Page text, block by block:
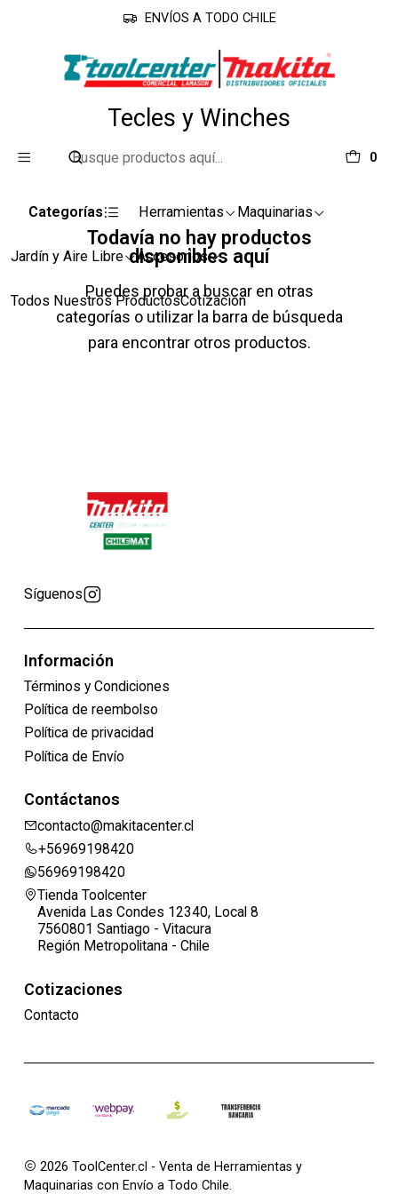
0
Categorías Herramientas Maquinarias
Jardín y Aire Libre Accesorios
Todos Nuestros ProductosCotización
ENVÍOS A TODO CHILE
Inicio Herramientas Tecles y Winches
Tecles y Winches
Todavía no hay productos
disponibles aquí
Puedes probar a buscar en otras
categorías o utilizar la barra de búsqueda
para encontrar otros productos.
Síguenos
Información
Términos y Condiciones
Política de reembolso
Política de privacidad
Política de Envío
Contáctanos
contacto@makitacenter.cl
+56969198420
56969198420
Tienda Toolcenter
Avenida Las Condes 12340, Local 8
7560801 Santiago - Vitacura
Región Metropolitana - Chile
Cotizaciones
Contacto
2026 ToolCenter.cl - Venta de Herramientas y
Maquinarias con Envío a Todo Chile.